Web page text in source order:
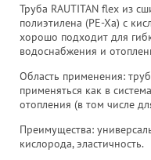
Труба RAUTITAN flex из
полиэтилена (PE-Xa) c
хорошо подходит для
водоснабжения и
Область применения:
применяться как в
отопления (в том числе
Преимущества:
кислорода, эластичность.